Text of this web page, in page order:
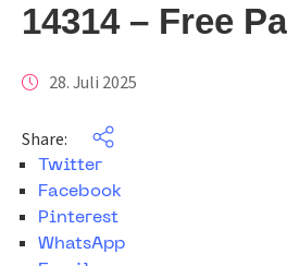
14314 – Free
28. Juli 2025
Share:
Twitter
Facebook
Pinterest
WhatsApp